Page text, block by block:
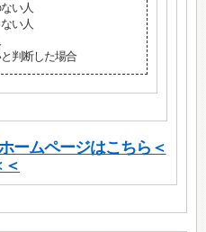
い人
い人
判断した場合
ームページはこちら＜
＜